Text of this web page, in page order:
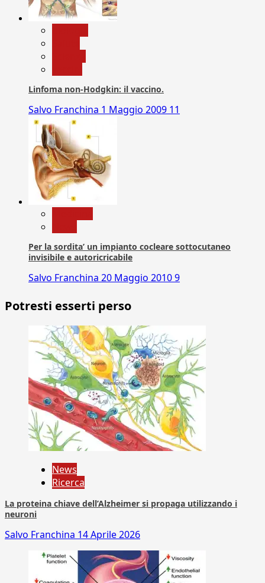
Linfoma non-Hodgkin: il vaccino.
Salvo Franchina 1 Maggio 2009 11
Per la sordita’ un impianto cocleare sottocutaneo
invisibile e autoricricabile
Salvo Franchina 20 Maggio 20109
Potresti esserti perso
News
Ricerca
La proteina chiave dell’Alzheimer si propaga utilizzando i
neuroni
Salvo Franchina 14 Aprile 2026